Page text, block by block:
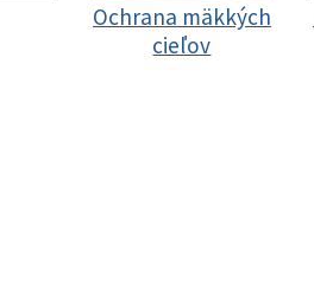
Ochrana mäkkých
cieľov